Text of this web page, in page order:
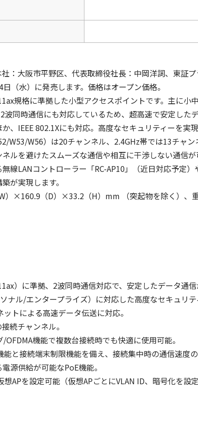
：大阪市平野区、代表取締役社長：中岡洋詞、東証
（水）に発売します。価格はオープン価格。
規格に準拠した小型アクセスポイントです。主に
波同時通信にも対応しているため、超高速で安定した
、IEEE 802.1Xにも対応。高度なセキュリティーを実現
W53/W56）は20チャンネル、2.4GHz帯では13チャ
ルを避けたスムーズな通信や相互に干渉しない通信が
線LANコントローラー「RC-AP10」（近日対応予定
が実現します。
）×160.9（D）×33.2（H）mm （突起物を除く）、重
）に準拠、2波同時通信対応で、安定したデータ通信
ナル/エンタープライズ）に対応した高度なセキュリテ
トによる高速データ伝送に対応。
続チャンネル。
OFDMA機能で複数台接続時でも快適に使用可能。
と接続端末制限機能を備え、接続集中時の通信速度の
源供給が可能なPoE機能。
APを設定可能（仮想APごとにVLAN ID、暗号化を設定